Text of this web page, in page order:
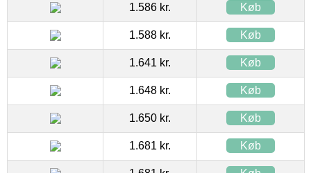
1.586 kr. Køb
1.588 kr. Køb
1.641 kr. Køb
1.648 kr. Køb
1.650 kr. Køb
1.681 kr. Køb